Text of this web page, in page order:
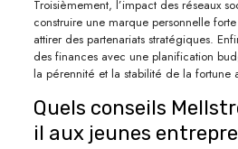
Troisièmement, l’impact des réseaux
construire une marque personnelle
attirer des partenariats stratégiques.
des finances avec une planification
la pérennité et la stabilité de la fortune
Quels conseils
il aux jeunes